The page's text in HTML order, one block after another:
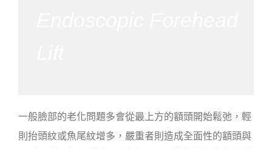
一般臉部的老化問題多會從最上方的額頭開始鬆弛，輕
則抬頭紋或魚尾紋增多，嚴重者則造成全面性的額頭與